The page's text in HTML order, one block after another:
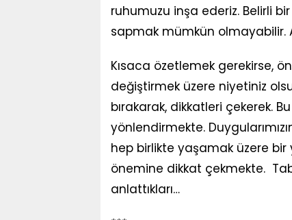
ruhumuzu inşa ederiz. Belirli
sapmak mümkün olmayabilir.
Kısaca özetlemek gerekirse,
değiştirmek üzere niyetiniz
bırakarak, dikkatleri çekerek.
yönlendirmekte.
hep birlikte yaşamak üzere bir
önemine dikkat çekmekte.
anlattıkları…